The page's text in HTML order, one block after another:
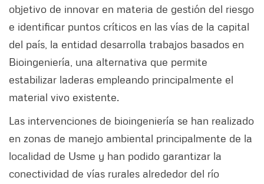
objetivo de innovar en materia de gestión del riesgo
e identificar puntos críticos en las vías de la capital
del país, la entidad desarrolla trabajos basados en
Bioingeniería, una alternativa que permite
estabilizar laderas empleando principalmente el
material vivo existente.
Las intervenciones de bioingeniería se han realizado
en zonas de manejo ambiental principalmente de la
localidad de Usme y han podido garantizar la
conectividad de vías rurales alrededor del río